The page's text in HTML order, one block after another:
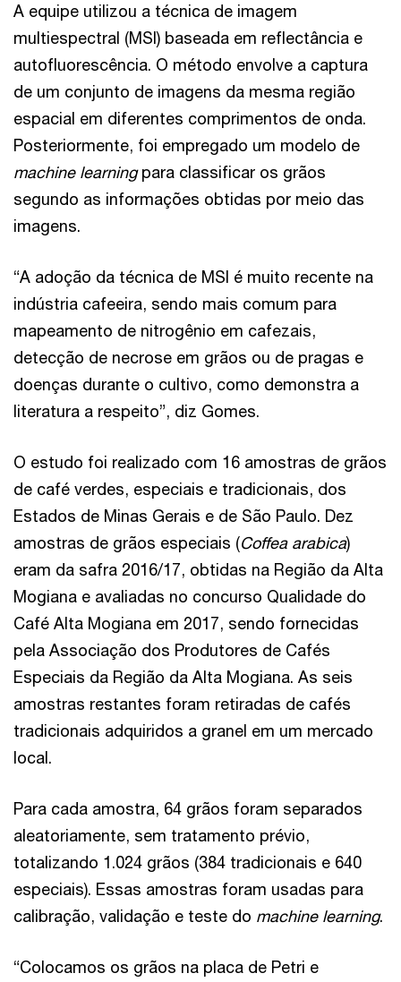
A equipe utilizou a técnica de imagem
multiespectral (MSI) baseada em reflectância e
autofluorescência. O método envolve a captura
de um conjunto de imagens da mesma região
espacial em diferentes comprimentos de onda.
Posteriormente, foi empregado um modelo de
machine learningpara classificar os grãos
segundo as informações obtidas por meio das
imagens.
“A adoção da técnica de MSI é muito recente na
indústria cafeeira, sendo mais comum para
mapeamento de nitrogênio em cafezais,
detecção de necrose em grãos ou de pragas e
doenças durante o cultivo, como demonstra a
literatura a respeito”, diz Gomes.
O estudo foi realizado com 16 amostras de grãos
de café verdes, especiais e tradicionais, dos
Estados de Minas Gerais e de São Paulo. Dez
amostras de grãos especiais (Coffea arabica)
eram da safra 2016/17, obtidas na Região da Alta
Mogiana e avaliadas no concurso Qualidade do
Café Alta Mogiana em 2017, sendo fornecidas
pela Associação dos Produtores de Cafés
Especiais da Região da Alta Mogiana. As seis
amostras restantes foram retiradas de cafés
tradicionais adquiridos a granel em um mercado
local.
Para cada amostra, 64 grãos foram separados
aleatoriamente, sem tratamento prévio,
totalizando 1.024 grãos (384 tradicionais e 640
especiais). Essas amostras foram usadas para
calibração, validação e teste do machine learning.
“Colocamos os grãos na placa de Petri e